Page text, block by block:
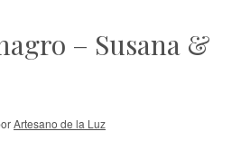
– Susana &
Artesano de la Luz